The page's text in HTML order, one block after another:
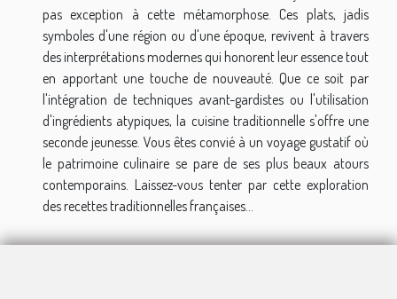
pas exception à cette métamorphose. Ces plats, jadis
symboles d'une région ou d'une époque, revivent à travers
des interprétations modernes qui honorent leur essence tout
en apportant une touche de nouveauté. Que ce soit par
l'intégration de techniques avant-gardistes ou l'utilisation
d'ingrédients atypiques, la cuisine traditionnelle s'offre une
seconde jeunesse. Vous êtes convié à un voyage gustatif où
le patrimoine culinaire se pare de ses plus beaux atours
contemporains. Laissez-vous tenter par cette exploration
des recettes traditionnelles françaises...